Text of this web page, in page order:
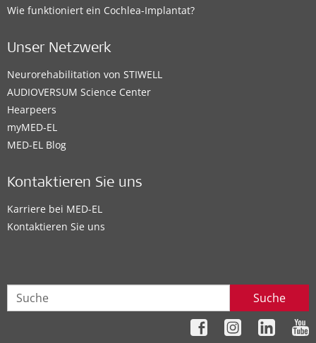
Wie funktioniert ein Cochlea-Implantat?
Unser Netzwerk
Neurorehabilitation von STIWELL
AUDIOVERSUM Science Center
Hearpeers
myMED‑EL
MED-EL Blog
Kontaktieren Sie uns
Karriere bei MED-EL
Kontaktieren Sie uns
Suche